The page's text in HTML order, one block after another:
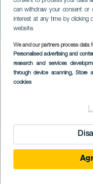
can withdraw your consent or
interest at any time by clicking
website.
We and our partners process data
Personalised advertising and
research and services
through device scanning, Store
cookies
Títeres de
Troysteatro
Imagen
Listado